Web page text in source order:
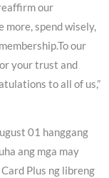
our
spend wisely,
our
your trust and
to all of us,”
01 hanggang
ang mga may
Plus ng libreng